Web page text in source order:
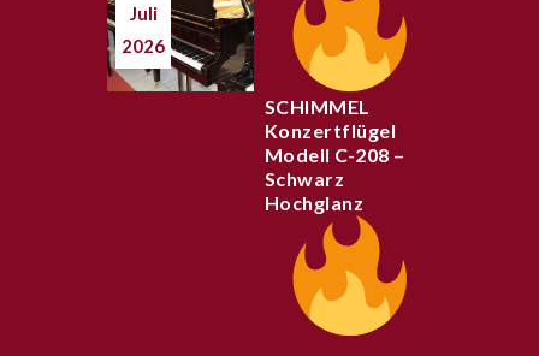
Juli
2026
SCHIMMEL
Konzertflügel
Modell C-208 –
Schwarz
Hochglanz